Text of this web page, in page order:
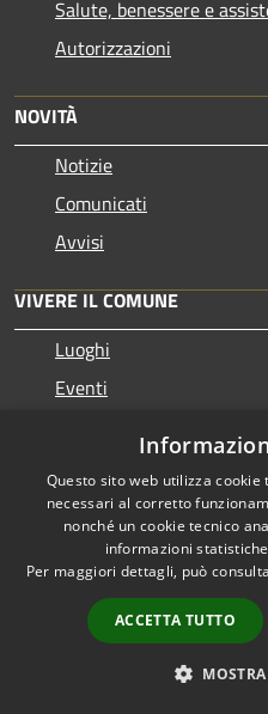
Salute, benessere e
Autorizzazioni
NOVITÀ
Notizie
Comunicati
Avvisi
VIVERE IL COMUNE
Luoghi
Eventi
Comune di Brugherio
Piazza Cesare Battisti 1
Brugherio
Codice Fiscale: 03243880154
Partita IVA: 00745520965
Codice Fatturazione UFDB7A
Questo sito web utilizza
necessari al corretto
nonché un cookie tecnico
informazioni
Per maggiori dettagli, può
ACCETTA TUTTO